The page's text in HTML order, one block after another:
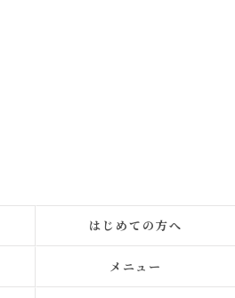
はじめての方へ
メニュー